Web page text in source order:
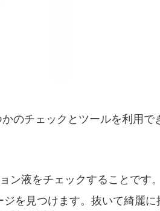
のチェックとツールを利用で
ン液をチェックすることです
を見つけます。抜いて綺麗に